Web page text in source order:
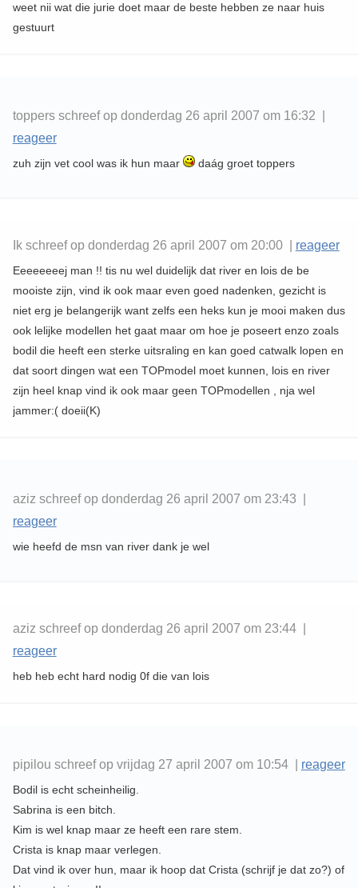
weet nii wat die jurie doet maar de beste hebben ze naar huis
gestuurt
toppers schreef op donderdag 26 april 2007 om 16:32 |
reageer
zuh zijn vet cool was ik hun maar daág groet toppers
Ik schreef op donderdag 26 april 2007 om 20:00 | reageer
Eeeeeeeej man !! tis nu wel duidelijk dat river en lois de be
mooiste zijn, vind ik ook maar even goed nadenken, gezicht is
niet erg je belangerijk want zelfs een heks kun je mooi maken dus
ook lelijke modellen het gaat maar om hoe je poseert enzo zoals
bodil die heeft een sterke uitsraling en kan goed catwalk lopen en
dat soort dingen wat een TOPmodel moet kunnen, lois en river
zijn heel knap vind ik ook maar geen TOPmodellen , nja wel
jammer:( doeii(K)
aziz schreef op donderdag 26 april 2007 om 23:43 |
reageer
wie heefd de msn van river dank je wel
aziz schreef op donderdag 26 april 2007 om 23:44 |
reageer
heb heb echt hard nodig 0f die van lois
pipilou schreef op vrijdag 27 april 2007 om 10:54 | reageer
Bodil is echt scheinheilig.
Sabrina is een bitch.
Kim is wel knap maar ze heeft een rare stem.
Crista is knap maar verlegen.
Dat vind ik over hun, maar ik hoop dat Crista (schrijf je dat zo?) of